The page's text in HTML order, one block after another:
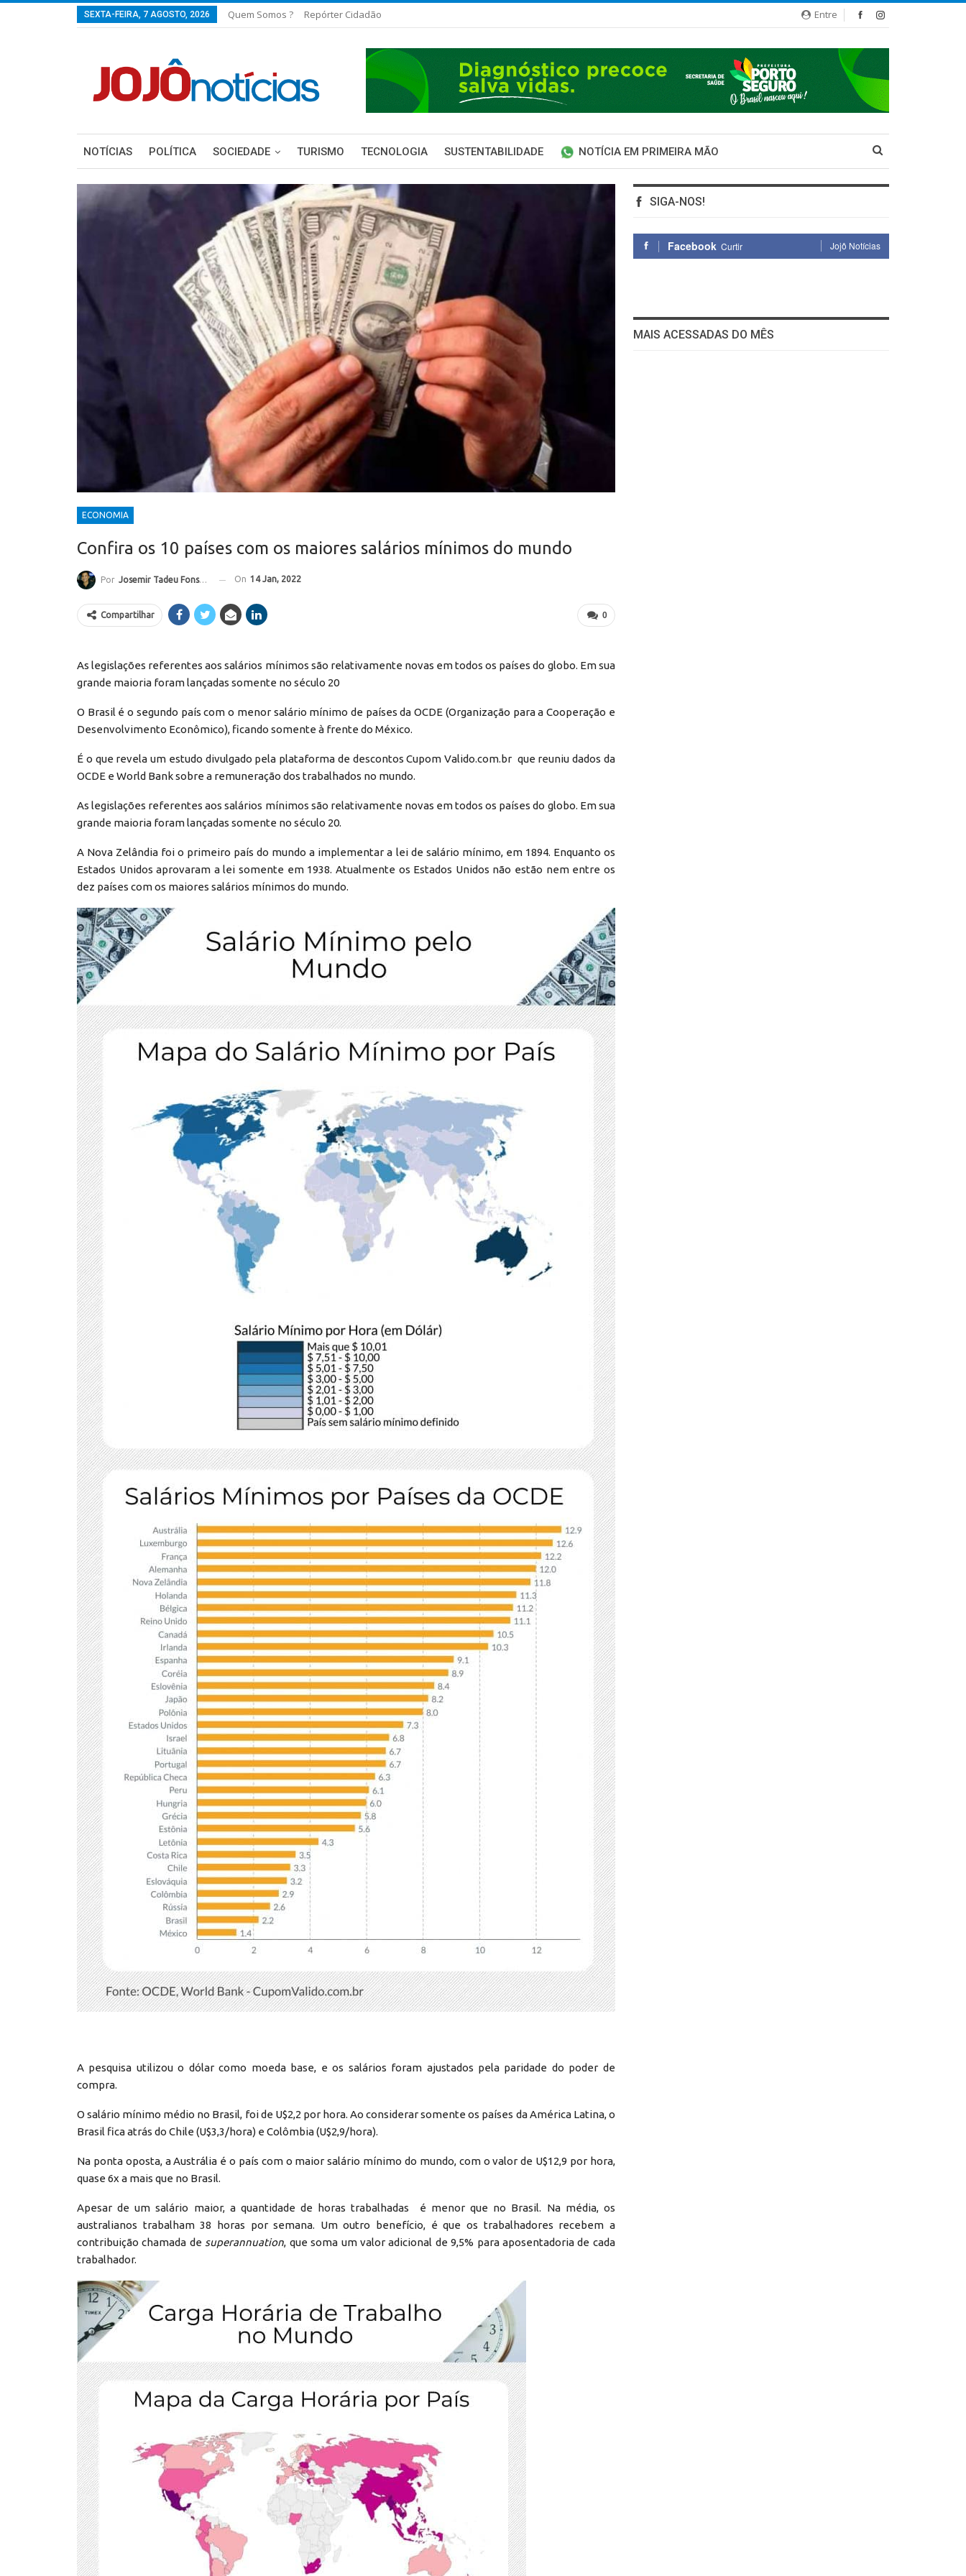
Entre
SEXTA-FEIRA, 7 AGOSTO, 2026 Quem Somos ? Repórter Cidadão
NOTÍCIAS POLÍTICA SOCIEDADE TURISMO TECNOLOGIA SUSTENTABILIDADE NOTÍCIA EM PRIMEIRA MÃO
ECONOMIA
Confira os 10 países com os maiores salários mínimos do mundo
Por Josemir Tadeu Fonseca On 14 Jan, 2022
0
Compartilhar
As legislações referentes aos salários mínimos são relativamente novas em todos os países do globo. Em sua
grande maioria foram lançadas somente no século 20
O Brasil é o segundo país com o menor salário mínimo de países da OCDE (Organização para a Cooperação e
Desenvolvimento Econômico), ficando somente à frente do México.
É o que revela um estudo divulgado pela plataforma de descontos Cupom Valido.com.br que reuniu dados da
OCDE e World Bank sobre a remuneração dos trabalhados no mundo.
As legislações referentes aos salários mínimos são relativamente novas em todos os países do globo. Em sua
grande maioria foram lançadas somente no século 20.
A Nova Zelândia foi o primeiro país do mundo a implementar a lei de salário mínimo, em 1894. Enquanto os
Estados Unidos aprovaram a lei somente em 1938. Atualmente os Estados Unidos não estão nem entre os
dez países com os maiores salários mínimos do mundo.
A pesquisa utilizou o dólar como moeda base, e os salários foram ajustados pela paridade do poder de
compra.
O salário mínimo médio no Brasil, foi de U$2,2 por hora. Ao considerar somente os países da América Latina, o
Brasil fica atrás do Chile (U$3,3/hora) e Colômbia (U$2,9/hora).
Na ponta oposta, a Austrália é o país com o maior salário mínimo do mundo, com o valor de U$12,9 por hora,
quase 6x a mais que no Brasil.
Apesar de um salário maior, a quantidade de horas trabalhadas é menor que no Brasil. Na média, os
australianos trabalham 38 horas por semana. Um outro benefício, é que os trabalhadores recebem a
contribuição chamada de superannuation, que soma um valor adicional de 9,5% para aposentadoria de cada
trabalhador.
SIGA-NOS!
Facebook Curtir Jojô Notícias
MAIS ACESSADAS DO MÊS